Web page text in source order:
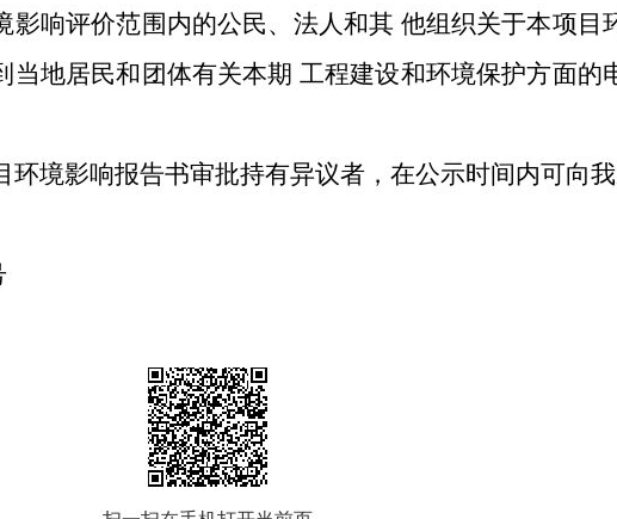
响评价范围内的公民、法人和其 他组织关于本项目
地居民和团体有关本期 工程建设和环境保护方面的
环境影响报告书审批持有异议者，在公示时间内可向